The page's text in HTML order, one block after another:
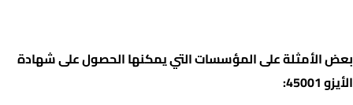
بعض الأمثلة على المؤسسات التي يمكنها الحصول على شهادة
الأيزو 45001: